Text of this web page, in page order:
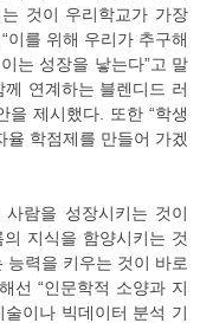
것이 우리학교가 가장
이를 위해 우리가 추구해
는 성장을 낳는다”고 말
연계하는 블렌디드 러
을 제시했다. 또한 “학생
율 학점제를 만들어 가겠
사람을 성장시키는 것이
지식을 함양시키는 것
능력을 키우는 것이 바로
선 “인문학적 소양과 지
이나 빅데이터 분석 기